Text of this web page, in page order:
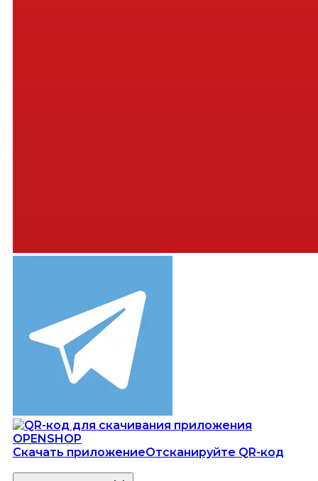
Скачать приложениеОтсканируйте QR-код